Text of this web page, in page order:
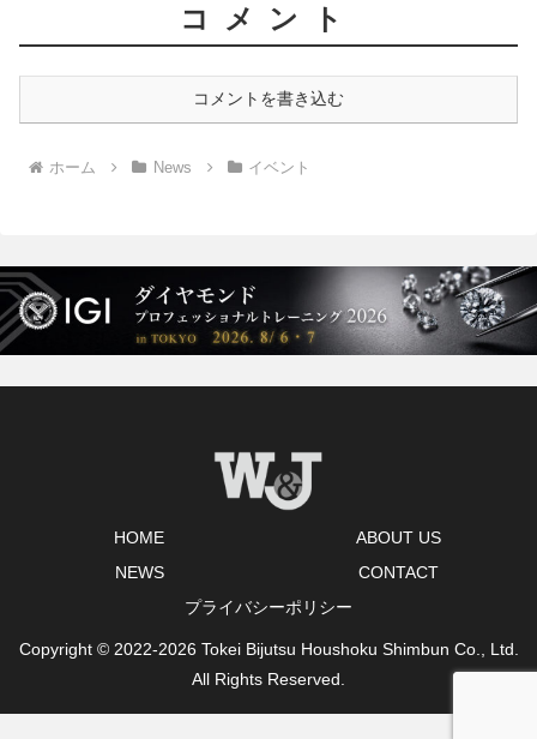
コメント
コメントを書き込む
ホーム News イベント
HOME
ABOUT US
NEWS
CONTACT
プライバシーポリシー
Copyright © 2022-2026 Tokei Bijutsu Houshoku Shimbun Co., Ltd.
All Rights Reserved.